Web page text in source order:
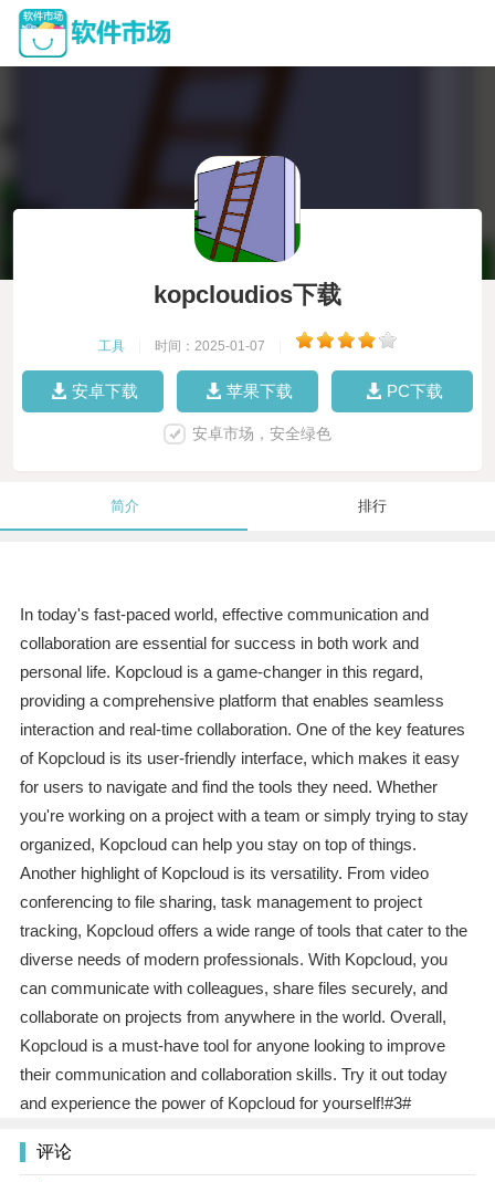
kopcloudios下载
工具 时间：2025-01-07
安卓下载 苹果下载 PC下载
安卓市场，安全绿色
简介 排行
In today's fast-paced world, effective communication and
collaboration are essential for success in both work and
personal life. Kopcloud is a game-changer in this regard,
providing a comprehensive platform that enables seamless
interaction and real-time collaboration. One of the key features
of Kopcloud is its user-friendly interface, which makes it easy
for users to navigate and find the tools they need. Whether
you're working on a project with a team or simply trying to stay
organized, Kopcloud can help you stay on top of things.
Another highlight of Kopcloud is its versatility. From video
conferencing to file sharing, task management to project
tracking, Kopcloud offers a wide range of tools that cater to the
diverse needs of modern professionals. With Kopcloud, you
can communicate with colleagues, share files securely, and
collaborate on projects from anywhere in the world. Overall,
Kopcloud is a must-have tool for anyone looking to improve
their communication and collaboration skills. Try it out today
and experience the power of Kopcloud for yourself!#3#
评论